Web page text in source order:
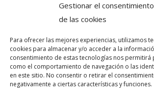
Gestionar el consentimiento
de las cookies
Para ofrecer las mejores experiencias, utilizamos
cookies para almacenar y/o acceder a la
consentimiento de estas tecnologías nos
como el comportamiento de navegación o las
en este sitio. No consentir o retirar el
negativamente a ciertas características y funciones.
Política de privacidad
Webmaster
soporte@fotosdlahabana.com
Nuestro e-mail: